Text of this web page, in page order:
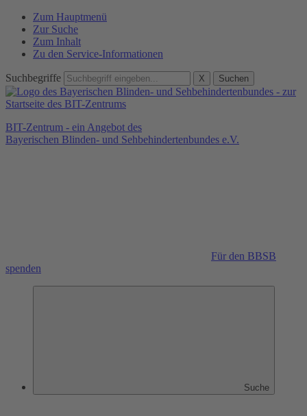
Zum Hauptmenü
Zur Suche
Zum Inhalt
Zu den Service-Informationen
Suchbegriffe X Suchen
BIT-Zentrum - ein Angebot des
Bayerischen Blinden- und Sehbehindertenbundes e.V.
Für den BBSB
spenden
Suche